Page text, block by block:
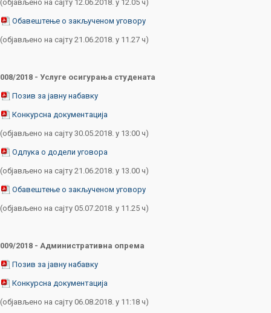
(објављено на сајту 12.06.2018. у 12.05 ч)
Обавештење о закљученом уговору
(објављено на сајту 21.06.2018. у 11.27 ч)
008/2018 - Услуге осигурања студената
Позив за јавну набавку
Конкурсна документација
(објављено на сајту 30.05.2018. у 13:00 ч)
Одлука о додели уговора
(објављено на сајту 21.06.2018. у 13.00 ч)
Обавештење о закљученом уговору
(објављено на сајту 05.07.2018. у 11.25 ч)
009/2018 - Административна опрема
Позив за јавну набавку
Конкурсна документација
(објављено на сајту 06.08.2018. у 11:18 ч)